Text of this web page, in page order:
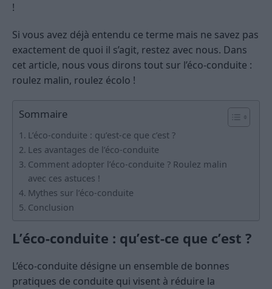
!
Si vous avez déjà entendu ce terme mais ne savez pas
exactement de quoi il s’agit, restez avec nous. Dans
cet article, nous vous dirons tout sur l’éco-conduite :
roulez malin, roulez écolo !
Sommaire
L’éco-conduite : qu’est-ce que c’est ?
Les avantages de l’éco-conduite
Comment adopter l’éco-conduite ? Roulez malin
avec ces astuces !
Mythes sur l’éco-conduite
Conclusion
L’éco-conduite : qu’est-ce que c’est ?
L’éco-conduite désigne un ensemble de bonnes
pratiques de conduite qui visent à réduire la